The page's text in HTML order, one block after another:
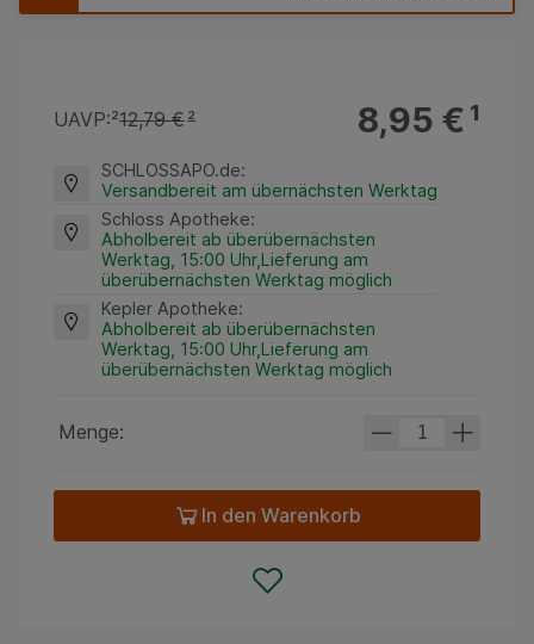
8,95 €¹
UAVP:²12,79 €²
SCHLOSSAPO.de:
Versandbereit am übernächsten Werktag
Schloss Apotheke:
Abholbereit ab überübernächsten
Werktag, 15:00 Uhr,Lieferung am
überübernächsten Werktag möglich
Kepler Apotheke:
Abholbereit ab überübernächsten
Werktag, 15:00 Uhr,Lieferung am
überübernächsten Werktag möglich
Menge:
In den Warenkorb